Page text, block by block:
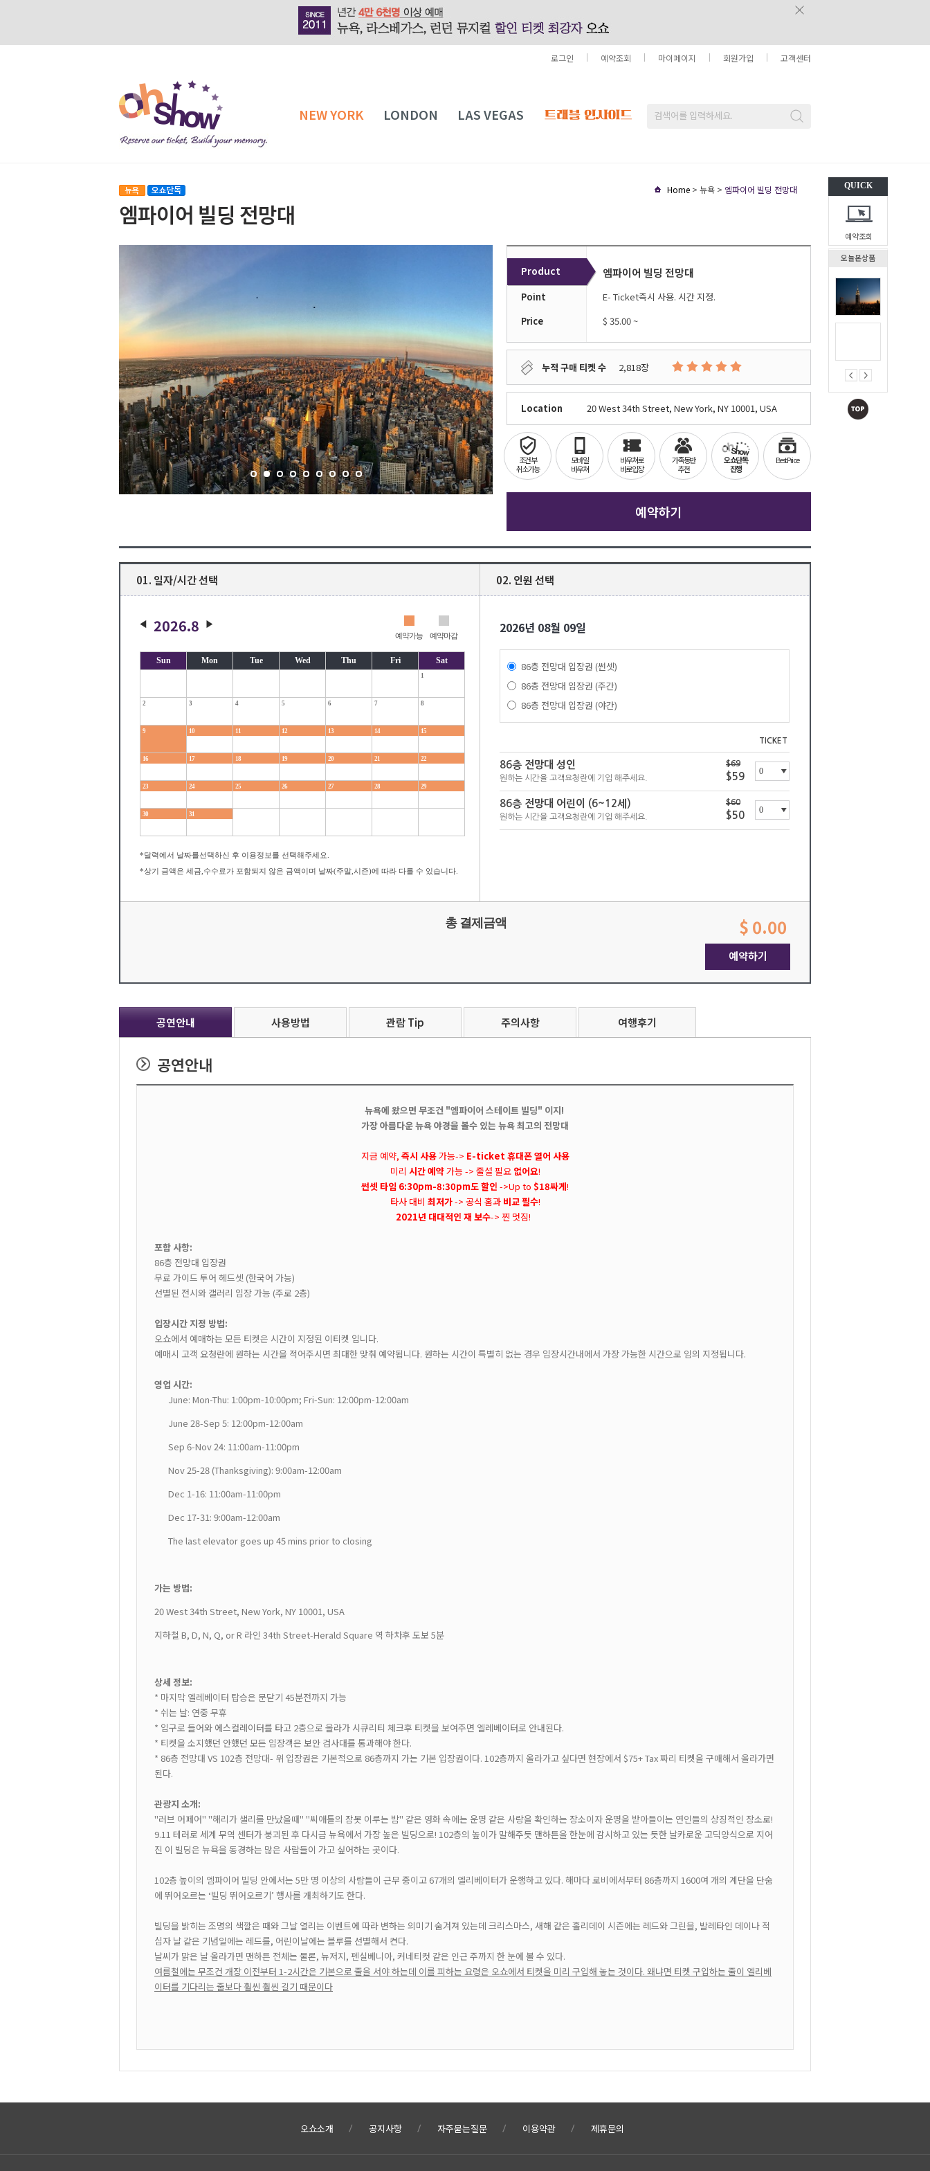
QUICK
예약조회
오늘본상품
로그인 예약조회 마이페이지 회원가입 고객센터
NEW YORK LONDON LAS VEGAS
Home > 뉴욕 > 엠파이어 빌딩 전망대
엠파이어 빌딩 전망대
Product 엠파이어 빌딩 전망대
Point
E- Ticket즉시 사용. 시간 지정.
Price
$ 35.00 ~
누적 구매 티켓 수 2,818장
Location 20 West 34th Street, New York, NY 10001, USA
조건부
취소가능
모바일
바우쳐
바우쳐로
바로입장
가족동반
추천
오쇼단독
진행
Best Price
예약하기
01. 일자/시간 선택
2026.8 예약가능 예약마감
Sun Mon Tue Wed Thu Fri Sat
1
2 3 4 5 6 7 8
9 10 11 12 13 14 15
16 17 18 19 20 21 22
23 24 25 26 27 28 29
30 31
*달력에서 날짜를선택하신 후 이용정보를 선택해주세요.
*상기 금액은 세금,수수료가 포함되지 않은 금액이며 날짜(주말,시즌)에 따라 다를 수 있습니다.
02. 인원 선택
2026년 08월 09일
86층 전망대 입장권 (썬셋)
86층 전망대 입장권 (주간)
86층 전망대 입장권 (야간)
TICKET
86층 전망대 성인
원하는 시간을 고객요청란에 기입 해주세요.
$69
$59
86층 전망대 어린이 (6~12세)
원하는 시간을 고객요청란에 기입 해주세요.
$60
$50
총 결제금액 $ 0.00
예약하기
공연안내 사용방법 관람 Tip 주의사항 여행후기
공연안내
뉴욕에 왔으면 무조건 "엠파이어 스테이트 빌딩" 이지!
가장 아름다운 뉴욕 야경을 볼수 있는 뉴욕 최고의 전망대
지금 예약, 즉시 사용가능-> E-ticket 휴대폰 열어 사용
미리 시간 예약가능 -> 줄설 필요 없어요!
썬셋 타임 6:30pm-8:30pm도 할인 ->Up to $18싸게!
타사 대비 최저가-> 공식 홈과 비교 필수!
2021년 대대적인 재 보수-> 찐 멋짐!
포함 사항:
86층 전망대 입장권
무료 가이드 투어 헤드셋 (한국어 가능)
선별된 전시와 갤러리 입장 가능 (주로 2층)
입장시간 지정 방법:
오쇼에서 예매하는 모든 티켓은 시간이 지정된 이티켓 입니다.
예매시 고객 요청란에 원하는 시간을 적어주시면 최대한 맞춰 예약됩니다. 원하는 시간이 특별히 없는 경우 입장시간내에서 가장 가능한 시간으로 임의 지정됩니다.
영업 시간:
June: Mon-Thu: 1:00pm-10:00pm; Fri-Sun: 12:00pm-12:00am
June 28-Sep 5: 12:00pm-12:00am
Sep 6-Nov 24: 11:00am-11:00pm
Nov 25-28 (Thanksgiving): 9:00am-12:00am
Dec 1-16: 11:00am-11:00pm
Dec 17-31: 9:00am-12:00am
The last elevator goes up 45 mins prior to closing
가는 방법:
20 West 34th Street, New York, NY 10001, USA
지하철 B, D, N, Q, or R 라인 34th Street-Herald Square 역 하차후 도보 5분
상세 정보:
* 마지막 엘레베이터 탑승은 문닫기 45분전까지 가능
* 쉬는 날: 연중 무휴
* 입구로 들어와 에스컬레이터를 타고 2층으로 올라가 시큐리티 체크후 티켓을 보여주면 엘레베이터로 안내된다.
* 티켓을 소지했던 안했던 모든 입장객은 보안 검사대를 통과해야 한다.
* 86층 전망대 VS 102층 전망대- 위 입장권은 기본적으로 86층까지 가는 기본 입장권이다. 102층까지 올라가고 싶다면 현장에서 $75+ Tax 짜리 티켓을 구매해서 올라가면
된다.
관광지 소개:
"러브 어페어" "해리가 샐리를 만났을때" "씨애틀의 잠못 이루는 밤" 같은 영화 속에는 운명 같은 사랑을 확인하는 장소이자 운명을 받아들이는 연인들의 상징적인 장소로!
9.11 테러로 세계 무역 센터가 붕괴된 후 다시금 뉴욕에서 가장 높은 빌딩으로! 102층의 높이가 말해주듯 맨하튼을 한눈에 감시하고 있는 듯한 날카로운 고딕양식으로 지어
진 이 빌딩은 뉴욕을 동경하는 많은 사람들이 가고 싶어하는 곳이다.
102층 높이의 엠파이어 빌딩 안에서는 5만 명 이상의 사람들이 근무 중이고 67개의 엘리베이터가 운행하고 있다. 해마다 로비에서부터 86층까지 1600여 개의 계단을 단숨
에 뛰어오르는 ‘빌딩 뛰어오르기’ 행사를 개최하기도 한다.
빌딩을 밝히는 조명의 색깔은 때와 그날 열리는 이벤트에 따라 변하는 의미기 숨겨져 있는데 크리스마스, 새해 같은 홀리데이 시즌에는 레드와 그린을, 발레타인 데이나 적
십자 날 같은 기념일에는 레드를, 어린이날에는 블루를 선별해서 켠다.
날씨가 맑은 날 올라가면 맨하튼 전체는 물론, 뉴저지, 펜실베니아, 커네티컷 같은 인근 주까지 한 눈에 볼 수 있다.
여름철에는 무조건 개장 이전부터 1-2시간은 기본으로 줄을 서야 하는데 이를 피하는 요령은 오쇼에서 티켓을 미리 구입해 놓는 것이다. 왜냐면 티켓 구입하는 줄이 엘리베
이터를 기다리는 줄보다 훨씬 훨씬 길기 때문이다
오쇼소개 공지사항 자주묻는질문 이용약관 제휴문의